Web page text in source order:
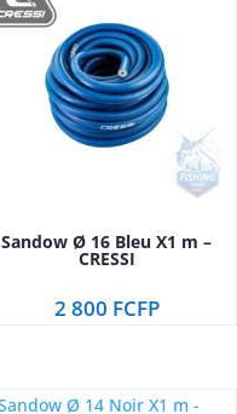
Sandow Ø 16 Bleu X1 m –
CRESSI
2 800 FCFP